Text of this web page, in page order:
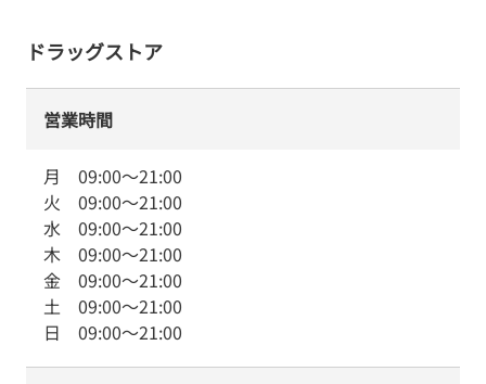
ドラッグストア
営業時間
月 09:00～21:00
火 09:00～21:00
水 09:00～21:00
木 09:00～21:00
金 09:00～21:00
土 09:00～21:00
日 09:00～21:00